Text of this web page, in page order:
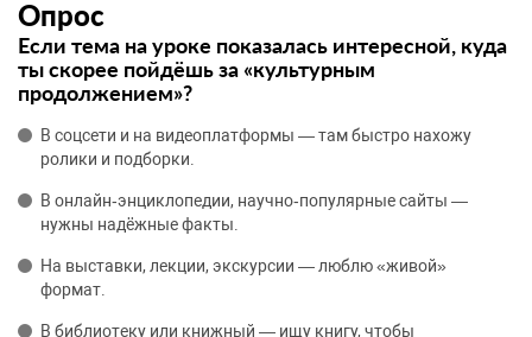
Опрос
Если тема на уроке показалась интересной, куда
ты скорее пойдёшь за «культурным
продолжением»?
В соцсети и на видеоплатформы — там быстро нахожу
ролики и подборки.
В онлайн‑энциклопедии, научно‑популярные сайты —
нужны надёжные факты.
На выставки, лекции, экскурсии — люблю «живой»
формат.
В библиотеку или книжный — ищу книгу, чтобы